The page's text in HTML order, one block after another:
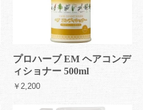
プロハーブ EM ヘアコンデ
ィショナー 500ml
￥2,200